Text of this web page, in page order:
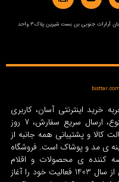
آدرس : میدان ونک خیابان خدامی بعد از پل کردستان انتهای خیابان آرارات جنوبی بن بست شیرین پلاک3 واحد
خرید اینترنتی آسان، کاربری
ساده و لذت‌بخش، روش‌های پرداخت متنوع، ارسال سریع سفارش، 7 روز
و پشتیبانی همه جانبه از
ی مد و پوشاک است. فروشگاه
کننده ی محصولات و اقلام
تخصصی مدرسه، سفر و اکسسوری در ایران از سال 1403 فعالیت خود را آغاز